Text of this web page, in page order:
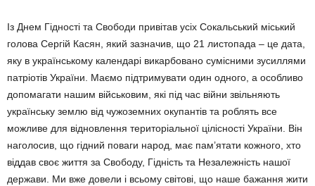
Із Днем Гідності та Свободи привітав усіх Сокальський міський
голова Сергій Касян, який зазначив, що 21 листопада – це дата,
яку в українському календарі ви­карбовано сумісними зусиллями
патріотів України. Маємо підтримувати один одного, а особливо
допомагати нашим військовим, які під час війни звільняють
українську землю від чужоземних окупантів та роб­лять все
можливе для відновлення терито­ріальної цілісності України. Він
наголосив, що гідний поваги народ, має пам’ятати кожного, хто
віддав своє життя за Свободу, Гідність та Незалежність нашої
держави. Ми вже довели і всьому світові, що наше бажання жити